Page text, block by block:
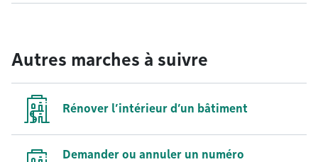
Autres marches à suivre
Rénover l’intérieur d’un bâtiment
Demander ou annuler un numéro